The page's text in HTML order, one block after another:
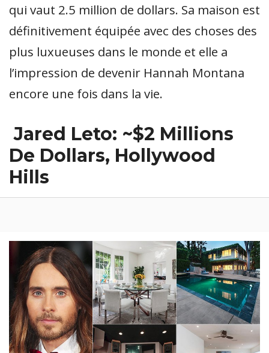
qui vaut 2.5 million de dollars. Sa maison est
définitivement équipée avec des choses des
plus luxueuses dans le monde et elle a
l’impression de devenir Hannah Montana
encore une fois dans la vie.
Jared Leto: ~$2 Millions
De Dollars, Hollywood
Hills